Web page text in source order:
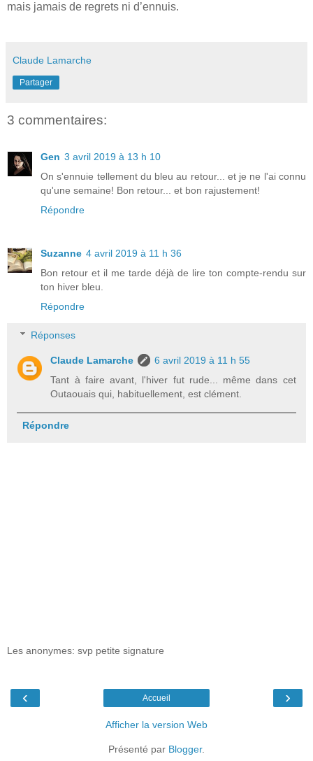
mais jamais de regrets ni d’ennuis.
Claude Lamarche
Partager
3 commentaires:
Gen 3 avril 2019 à 13 h 10
On s'ennuie tellement du bleu au retour... et je ne l'ai connu
qu'une semaine! Bon retour... et bon rajustement!
Répondre
Suzanne 4 avril 2019 à 11 h 36
Bon retour et il me tarde déjà de lire ton compte-rendu sur
ton hiver bleu.
Répondre
Réponses
Claude Lamarche
6 avril 2019 à 11 h 55
Tant à faire avant, l'hiver fut rude... même dans cet
Outaouais qui, habituellement, est clément.
Répondre
Les anonymes: svp petite signature
‹ ›
Accueil
Afficher la version Web
Présenté par Blogger.